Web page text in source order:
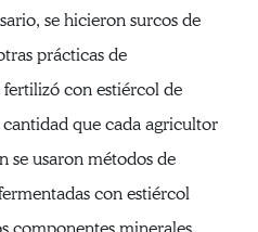
se hicieron surcos de
prácticas de
fertilizó con estiércol de
que cada agricultor
se usaron métodos de
con estiércol